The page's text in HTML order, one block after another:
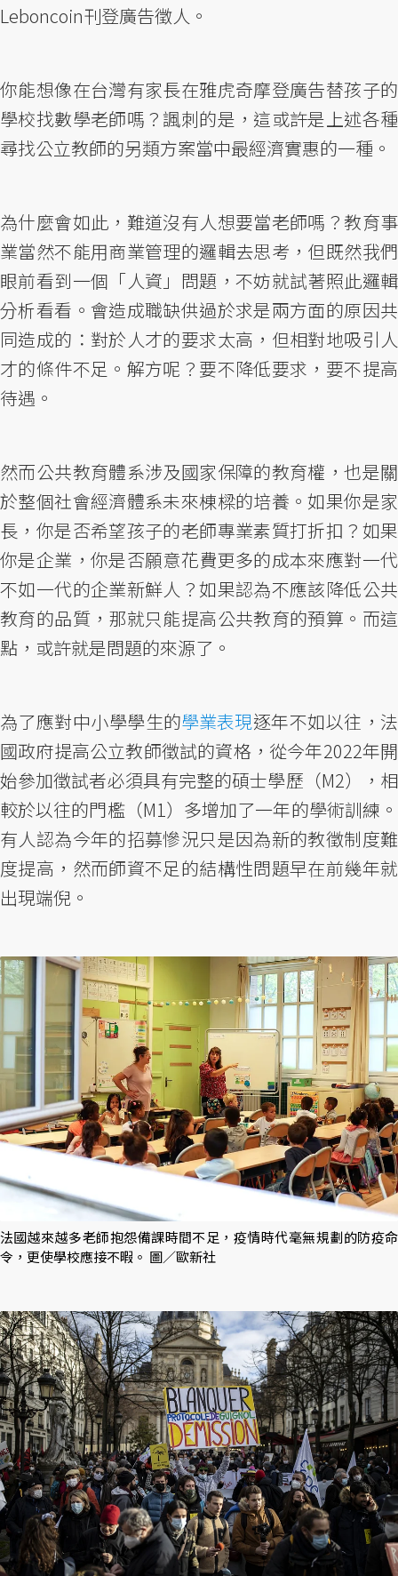
Leboncoin刊登廣告徵人。
你能想像在台灣有家長在雅虎奇摩登廣告替孩子的
學校找數學老師嗎？諷刺的是，這或許是上述各種
尋找公立教師的另類方案當中最經濟實惠的一種。
為什麼會如此，難道沒有人想要當老師嗎？教育事
業當然不能用商業管理的邏輯去思考，但既然我們
眼前看到一個「人資」問題，不妨就試著照此邏輯
分析看看。會造成職缺供過於求是兩方面的原因共
同造成的：對於人才的要求太高，但相對地吸引人
才的條件不足。解方呢？要不降低要求，要不提高
待遇。
然而公共教育體系涉及國家保障的教育權，也是關
於整個社會經濟體系未來棟樑的培養。如果你是家
長，你是否希望孩子的老師專業素質打折扣？如果
你是企業，你是否願意花費更多的成本來應對一代
不如一代的企業新鮮人？如果認為不應該降低公共
教育的品質，那就只能提高公共教育的預算。而這
點，或許就是問題的來源了。
為了應對中小學學生的學業表現逐年不如以往，法
國政府提高公立教師徵試的資格，從今年2022年開
始參加徵試者必須具有完整的碩士學歷（M2），相
較於以往的門檻（M1）多增加了一年的學術訓練。
有人認為今年的招募慘況只是因為新的教徵制度難
度提高，然而師資不足的結構性問題早在前幾年就
出現端倪。
法國越來越多老師抱怨備課時間不足，疫情時代毫無規劃的防疫命
令，更使學校應接不暇。 圖／歐新社